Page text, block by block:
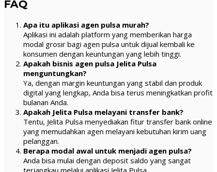
FAQ
Apa itu aplikasi agen pulsa murah?
Aplikasi ini adalah platform yang memberikan harga
modal grosir bagi agen pulsa untuk dijual kembali ke
konsumen dengan keuntungan yang lebih tinggi.
Apakah bisnis agen pulsa Jelita Pulsa
menguntungkan?
Ya, dengan margin keuntungan yang stabil dan produk
digital yang lengkap, Anda bisa terus meningkatkan profit
bulanan Anda.
Apakah Jelita Pulsa melayani transfer bank?
Tentu, Jelita Pulsa menyediakan fitur transfer bank online
yang memudahkan agen melayani kebutuhan kirim uang
pelanggan.
Berapa modal awal untuk menjadi agen pulsa?
Anda bisa mulai dengan deposit saldo yang sangat
terjangkau melalui aplikasi Jelita Pulsa.